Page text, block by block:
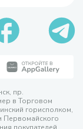
пр.
в Торговом
горисполком,
Первомайского